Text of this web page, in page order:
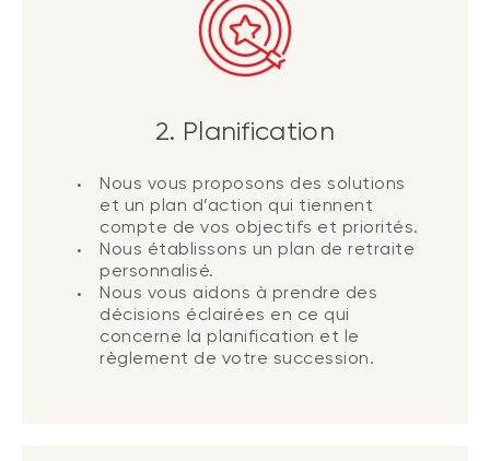
2. Planification
Nous vous proposons des solutions
et un plan d’action qui tiennent
compte de vos objectifs et priorités.
Nous établissons un plan de retraite
personnalisé.
Nous vous aidons à prendre des
décisions éclairées en ce qui
concerne la planification et le
règlement de votre succession.